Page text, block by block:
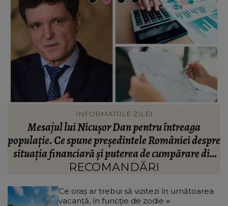
VEDETE
Valentin Sanfira, acuzații despre infidelitate? Ce
mărturisiri a făcut artistul de muzică populară:
“Doi ochi ce m-au înșelat.”
RECOMANDĂRI
Ce oraș ar trebui să vizitezi în urnătoarea
vacanță, în funcție de zodie